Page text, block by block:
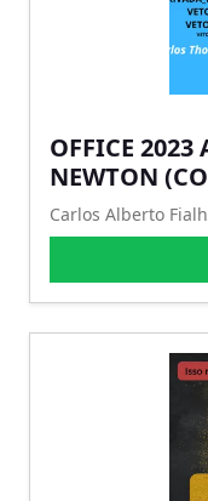
OFFICE 2023
NEWTON
Carlos Alberto